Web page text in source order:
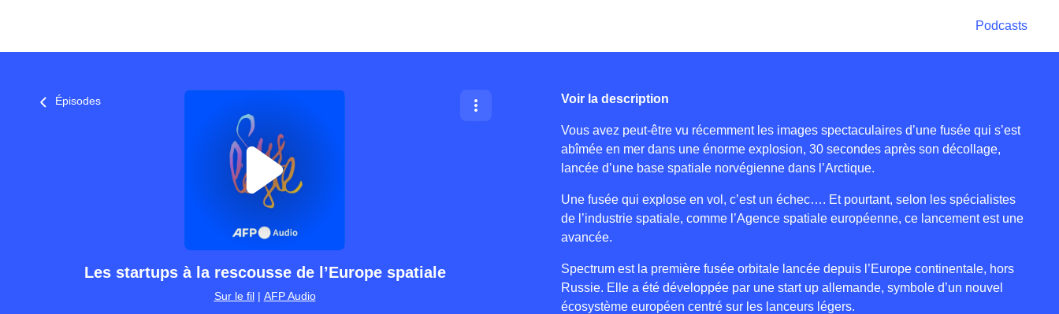
Podcasts
Épisodes
Les startups à la rescousse de l’Europe spatiale
Sur le fil | AFP Audio
Voir la description
Vous avez peut-être vu récemment les images spectaculaires d’une fusée qui s’est
abîmée en mer dans une énorme explosion, 30 secondes après son décollage,
lancée d’une base spatiale norvégienne dans l’Arctique.
Une fusée qui explose en vol, c’est un échec…. Et pourtant, selon les spécialistes
de l’industrie spatiale, comme l’Agence spatiale européenne, ce lancement est une
avancée.
Spectrum est la première fusée orbitale lancée depuis l’Europe continentale, hors
Russie. Elle a été développée par une start up allemande, symbole d’un nouvel
écosystème européen centré sur les lanceurs légers.